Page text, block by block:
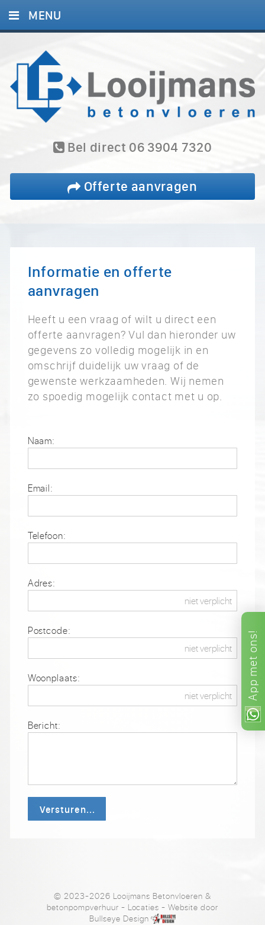
App
met
ons!
Bel direct 06 3904 7320
Offerte aanvragen
MENU
DIENSTEN
PROJECTEN
BLOG
REFERENTIES
Informatie en offerte
aanvragen
Heeft u een vraag of wilt u direct een
offerte aanvragen? Vul dan hieronder uw
gegevens zo volledig mogelijk in en
omschrijf duidelijk uw vraag of de
gewenste werkzaamheden. Wij nemen
zo spoedig mogelijk contact met u op.
Naam:
Email:
Telefoon:
Adres:
Postcode:
Woonplaats:
Bericht:
Versturen...
© 2023-2026 Looijmans Betonvloeren &
betonpompverhuur - Locaties - Website door
Bullseye Design